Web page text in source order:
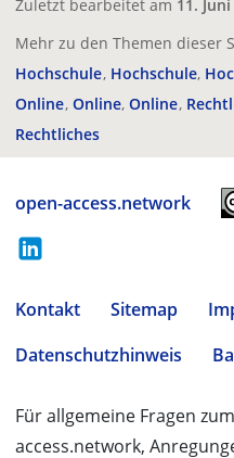
Zuletzt bearbeitet am 11.
Mehr zu den Themen dieser
Hochschule Hochschule
Online Online Online
Rechtliches
open-access.network
Kontakt Sitemap
Datenschutzhinweis
Für allgemeine Fragen
access.network,